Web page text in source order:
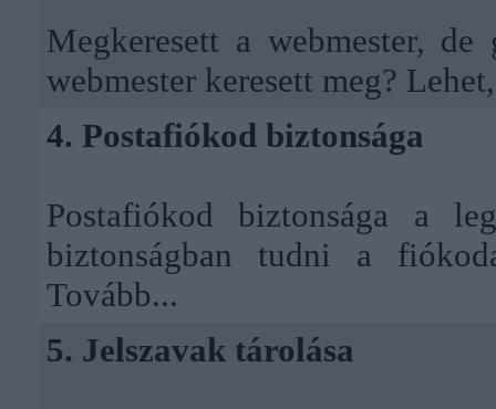
Megkeresett a webmester,
webmester keresett meg?
4. Postafiókod biztonsága
Postafiókod biztonsága a
biztonságban tudni a
Tovább...
5. Jelszavak tárolása